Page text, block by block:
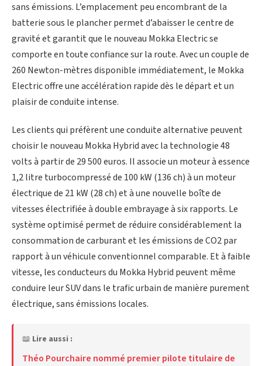
sans émissions. L’emplacement peu encombrant de la
batterie sous le plancher permet d’abaisser le centre de
gravité et garantit que le nouveau Mokka Electric se
comporte en toute confiance sur la route. Avec un couple de
260 Newton-mètres disponible immédiatement, le Mokka
Electric offre une accélération rapide dès le départ et un
plaisir de conduite intense.
Les clients qui préfèrent une conduite alternative peuvent
choisir le nouveau Mokka Hybrid avec la technologie 48
volts à partir de 29 500 euros. Il associe un moteur à essence
1,2 litre turbocompressé de 100 kW (136 ch) à un moteur
électrique de 21 kW (28 ch) et à une nouvelle boîte de
vitesses électrifiée à double embrayage à six rapports. Le
système optimisé permet de réduire considérablement la
consommation de carburant et les émissions de CO2 par
rapport à un véhicule conventionnel comparable. Et à faible
vitesse, les conducteurs du Mokka Hybrid peuvent même
conduire leur SUV dans le trafic urbain de manière purement
électrique, sans émissions locales.
📖 Lire aussi :
Théo Pourchaire nommé premier pilote titulaire de